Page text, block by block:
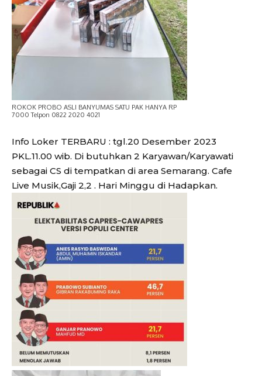
ROKOK PROBO ASLI BANYUMAS SATU PAK HANYA RP
7000 Telpon 0822 2020 4021
Info Loker TERBARU : tgl.20 Desember 2023
PKL.11.00 wib. Di butuhkan 2 Karyawan/Karyawati
sebagai CS di tempatkan di area Semarang. Cafe
Live Musik,Gaji 2,2 . Hari Minggu di Hadapkan.